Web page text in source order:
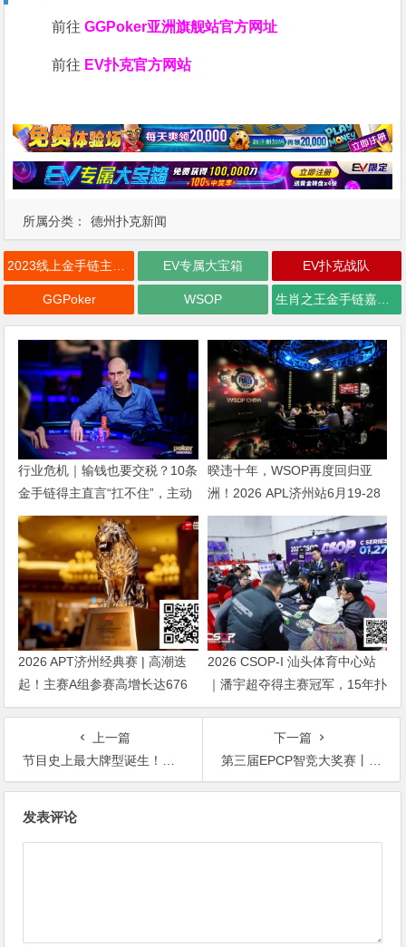
所属分类： 德州扑克新闻
前往GGPoker亚洲旗舰站官方网址
前往 EV扑克官方网站
EV专属大宝箱 EV扑克战队
GGPoker WSOP 生肖之王金手链嘉年华
行业危机｜输钱也要交税？10条
金手链得主直言“扛不住”，主动
砍掉四分之三比赛
暌违十年，WSOP再度回归亚
洲！2026 APL济州站6月19-28
日盛大登场！
2026 APT济州经典赛 | 高潮迭
起！主赛A组参赛高增长达676
人次！中国选手 Tony Lin 逆袭
夺超级豪客赛冠军！
2026 CSOP-I 汕头体育中心站
｜潘宇超夺得主赛冠军，15年扑
克路，圆梦CSOP！
上一篇
节目史上最大牌型诞生！华人老板击中皇家同花顺！
下一篇
第三届EPCP智竞大奖赛丨百团大战落幕主赛开打，友德黑胶带战队斩获至尊荣耀，A组417人次参赛95人晋级，王家鑫登顶CL
发表评论